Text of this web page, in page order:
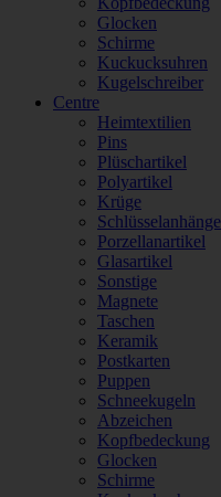
Glocken
Schirme
Kuckucksuhren
Kugelschreiber
Centre
Heimtextilien
Pins
Plüschartikel
Polyartikel
Krüge
Porzellanartikel
Glasartikel
Sonstige
Magnete
Taschen
Keramik
Postkarten
Puppen
Schneekugeln
Abzeichen
Kopfbedeckung
Glocken
Schirme